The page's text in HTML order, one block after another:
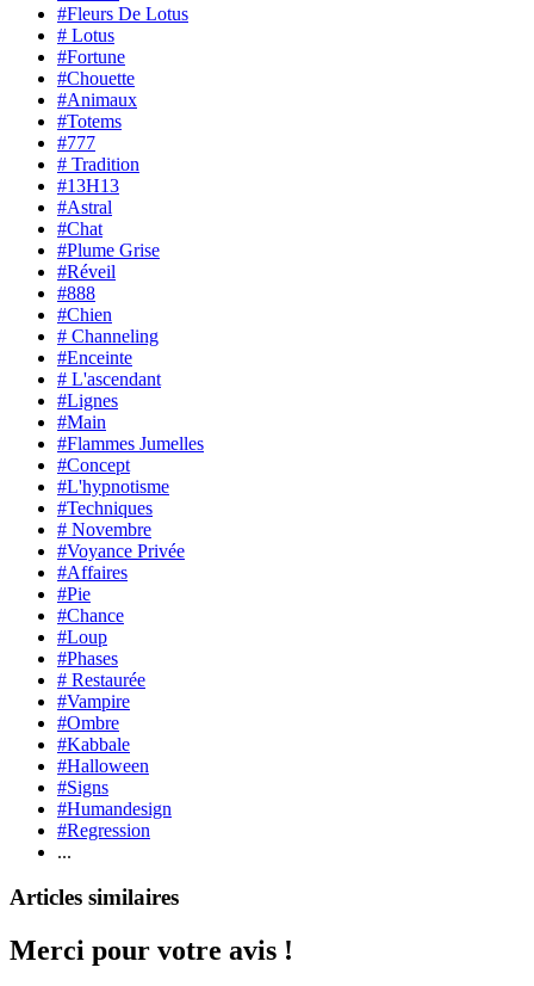
#Fleurs De Lotus
# Lotus
#Fortune
#Chouette
#Animaux
#Totems
#777
# Tradition
#13H13
#Astral
#Chat
#Plume Grise
#Réveil
#888
#Chien
# Channeling
#Enceinte
# L'ascendant
#Lignes
#Main
#Flammes Jumelles
#Concept
#L'hypnotisme
#Techniques
# Novembre
#Voyance Privée
#Affaires
#Pie
#Chance
#Loup
#Phases
# Restaurée
#Vampire
#Ombre
#Kabbale
#Halloween
#Signs
#Humandesign
#Regression
...
Articles similaires
Merci pour votre avis !